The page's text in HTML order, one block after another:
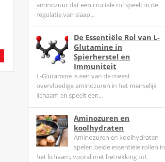
aminozuur dat een cruciale rol speelt in de
regulatie van slaap...
De Essentiële Rol van L-
Glutamine in
Spierherstel en
Immuniteit
L-Glutamine is een van de meest
overvloedige aminozuren in het menselijk
lichaam en speelt een...
Aminozuren en
koolhydraten
Aminozuren en koolhydraten
spelen beide essentiële rollen in
het lichaam, vooral met betrekking tot